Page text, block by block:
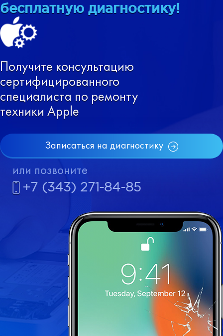
бесплатную диагностику!
Получите консультацию
сертифицированного
специалиста по ремонту
техники Apple
Записаться на диагностику
или позвоните
+7 (343) 271-84-85